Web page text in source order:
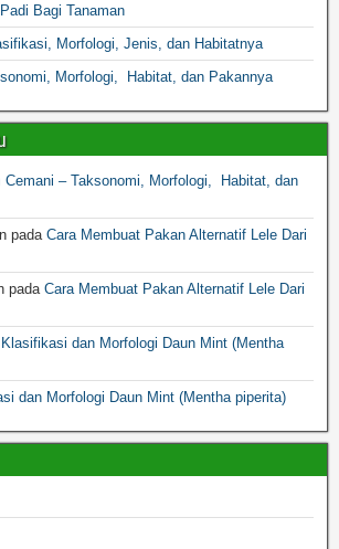
Bagi Tanaman
Morfologi, Jenis, dan Habitatnya
Morfologi, Habitat, dan Pakannya
Cemani – Taksonomi, Morfologi, Habitat, dan
pada Cara Membuat Pakan Alternatif Lele Dari
pada Cara Membuat Pakan Alternatif Lele Dari
Klasifikasi dan Morfologi Daun Mint (Mentha
dan Morfologi Daun Mint (Mentha piperita)